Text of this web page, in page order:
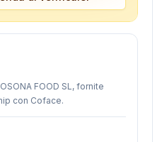
FOOD SL, fornite
con Coface.